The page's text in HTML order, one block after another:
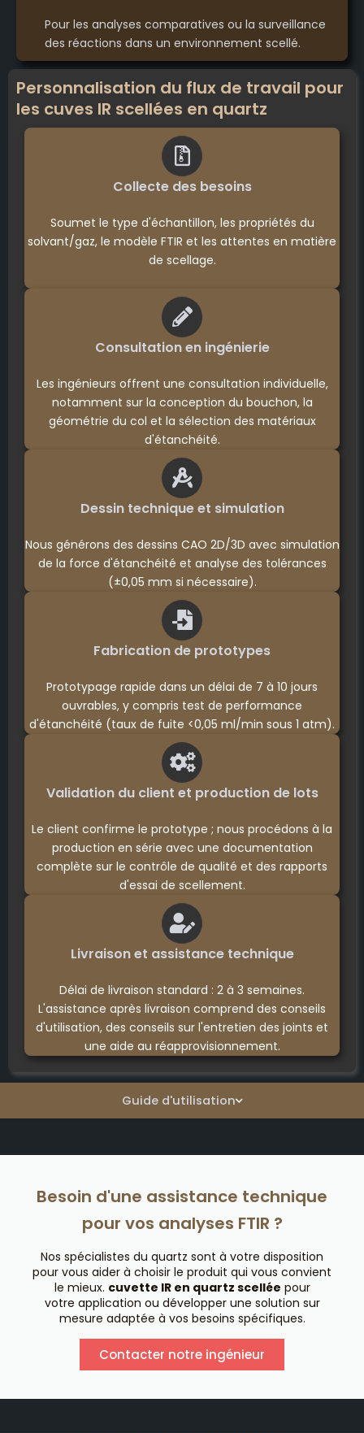
Guide d'utilisation
Pour les analyses comparatives ou la surveillance
des réactions dans un environnement scellé.
Personnalisation du flux de travail pour
les cuves IR scellées en quartz
Collecte des besoins
Soumet le type d'échantillon, les propriétés du
solvant/gaz, le modèle FTIR et les attentes en matière
de scellage.
Consultation en ingénierie
Les ingénieurs offrent une consultation individuelle,
notamment sur la conception du bouchon, la
géométrie du col et la sélection des matériaux
d'étanchéité.
Dessin technique et simulation
Nous générons des dessins CAO 2D/3D avec simulation
de la force d'étanchéité et analyse des tolérances
(±0,05 mm si nécessaire).
Fabrication de prototypes
Prototypage rapide dans un délai de 7 à 10 jours
ouvrables, y compris test de performance
d'étanchéité (taux de fuite <0,05 ml/min sous 1 atm).
Validation du client et production de lots
Le client confirme le prototype ; nous procédons à la
production en série avec une documentation
complète sur le contrôle de qualité et des rapports
d'essai de scellement.
Livraison et assistance technique
Délai de livraison standard : 2 à 3 semaines.
L'assistance après livraison comprend des conseils
d'utilisation, des conseils sur l'entretien des joints et
une aide au réapprovisionnement.
Besoin d'une assistance technique
pour vos analyses FTIR ?
Nos spécialistes du quartz sont à votre disposition
pour vous aider à choisir le produit qui vous convient
le mieux. cuvette IR en quartz scellée pour
votre application ou développer une solution sur
mesure adaptée à vos besoins spécifiques.
Contacter notre ingénieur